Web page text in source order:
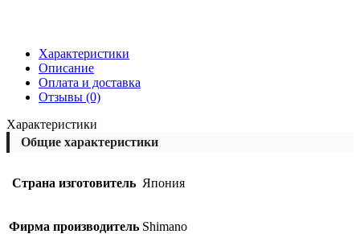
Характеристики
Описание
Оплата и доставка
Отзывы (0)
Характеристики
Общие характеристики
Страна изготовитель Япония
Фирма производитель Shimano